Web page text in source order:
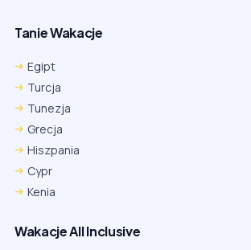
Tanie Wakacje
Egipt
Turcja
Tunezja
Grecja
Hiszpania
Cypr
Kenia
Wakacje All Inclusive